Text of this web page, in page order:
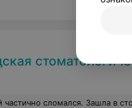
стоматологическая
ней. Через 40 минут меня пригласил другой врач. Я отказалась, сказав что записывалась именно к Станчик. Прождав 1.5 часа я обратилась в регистратуру. Мне посоветовали подойти к врачу. Я видя в кресле пациента прождала. Ещё пол часа. Затем я всё же вошла. Врач,